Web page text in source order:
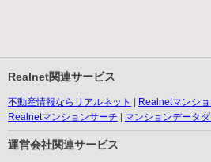
Realnet関連サービス
不動産情報ならリアルネット
Realnetマンシ
Realnetマンションサーチ
マンションデータ
運営会社関連サービス